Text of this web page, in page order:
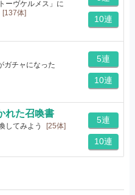
ーヴケルメス」に
[137体]
10連
ガチャになった
5連
10連
れた召喚書
してみよう [25体]
5連
10連